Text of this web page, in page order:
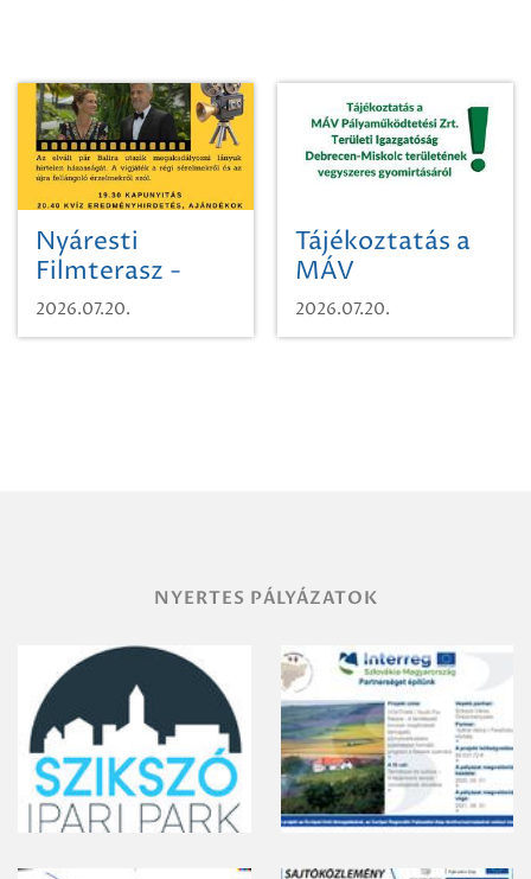
Nyáresti
Filmterasz -
Beugró a
Paradicsomba
2026.07.20.
Tájékoztatás a
MÁV
Pályaműködtetési
Zrt. Területi
2026.07.20.
NYERTES PÁLYÁZATOK